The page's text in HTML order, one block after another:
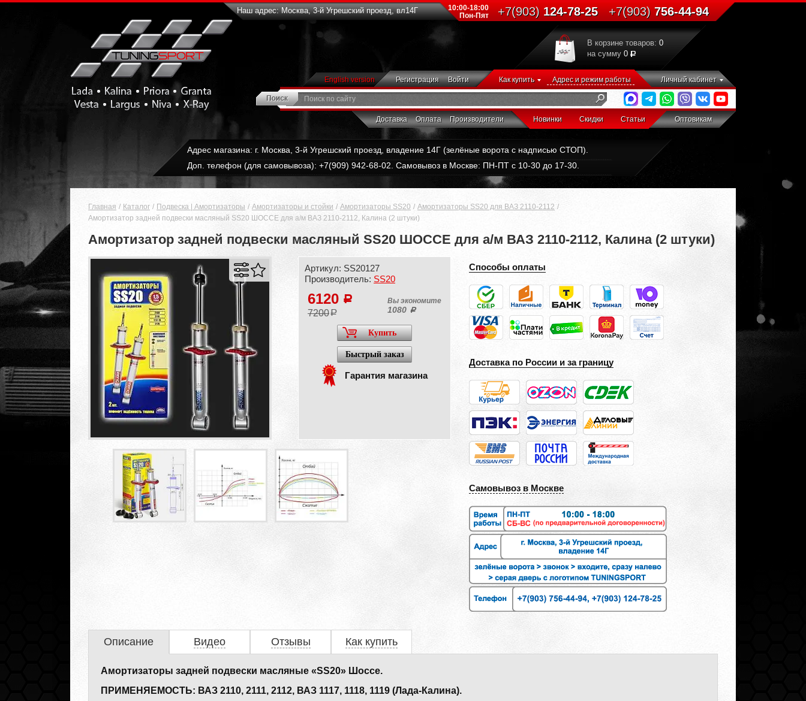
Наш адрес: Москва, 3-й Угрешский проезд, вл14Г
10:00-18:00
Пон-Пят
+7(903)124-78-25 +7(903)756-44-94
В корзине товаров: 0
на сумму 0
English version Регистрация Войти Как купить Адрес и режим работы Личный кабинет
Доставка Оплата Производители Новинки Скидки Статьи Оптовикам
Адрес магазина: г. Москва, 3-й Угрешский проезд, владение 14Г (зелёные ворота с надписью СТОП).
Доп. телефон (для самовывоза): +7(909) 942-68-02. Самовывоз в Москве: ПН-ПТ с 10-30 до 17-30.
Главная Каталог Подвеска | Амортизаторы Амортизаторы и стойки Амортизаторы SS20
Амортизаторы SS20 для ВАЗ 2110-2112
Амортизатор задней подвески масляный SS20 ШОССЕ для а/м ВАЗ 2110-2112, Калина (2 штуки)
Амортизатор задней подвески масляный SS20 ШОССЕ для а/м ВАЗ 2110-2112, Калина (2 штуки)
Артикул: SS20127
Производитель: SS20
Вы экономите
1080 a
6120 a
7200a
Купить
Быстрый заказ
Гарантия магазина
Способы оплаты
Доставка по России и за границу
Самовывоз в Москве
Описание Видео Отзывы Как купить
Амортизаторы задней подвески масляные «SS20» Шоссе.
ПРИМЕНЯЕМОСТЬ: ВАЗ 2110, 2111, 2112, ВАЗ 1117, 1118, 1119 (Лада-Калина).